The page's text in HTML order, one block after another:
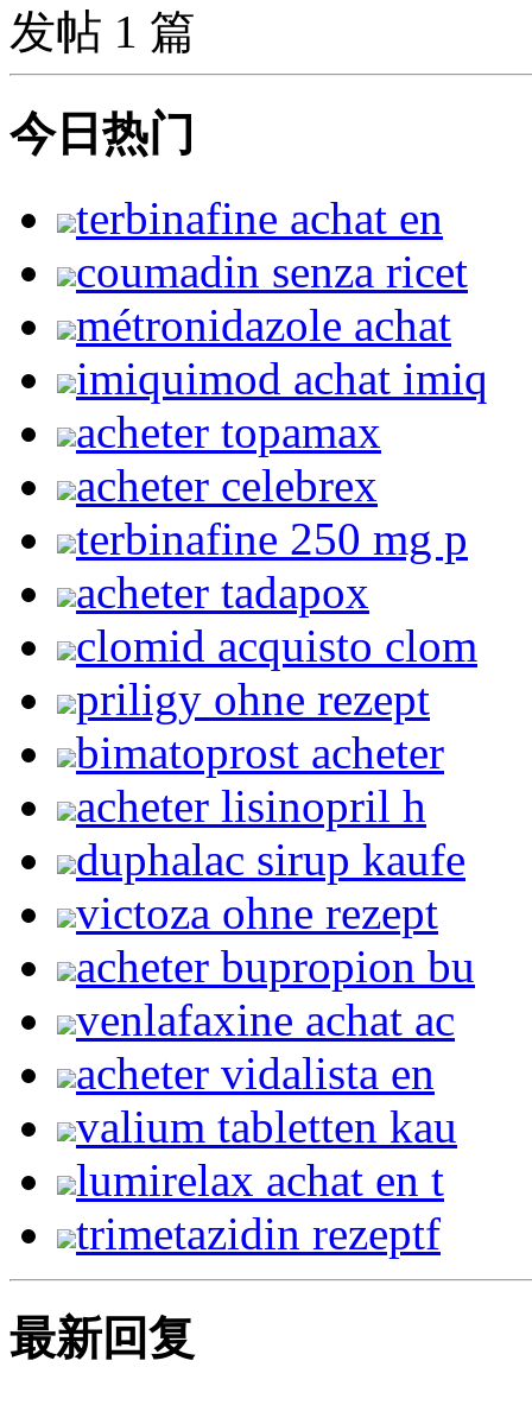
发帖 1 篇
今日热门
terbinafine achat en
coumadin senza ricet
métronidazole achat
imiquimod achat imiq
acheter topamax
acheter celebrex
terbinafine 250 mg p
acheter tadapox
clomid acquisto clom
priligy ohne rezept
bimatoprost acheter
acheter lisinopril h
duphalac sirup kaufe
victoza ohne rezept
acheter bupropion bu
venlafaxine achat ac
acheter vidalista en
valium tabletten kau
lumirelax achat en t
trimetazidin rezeptf
最新回复